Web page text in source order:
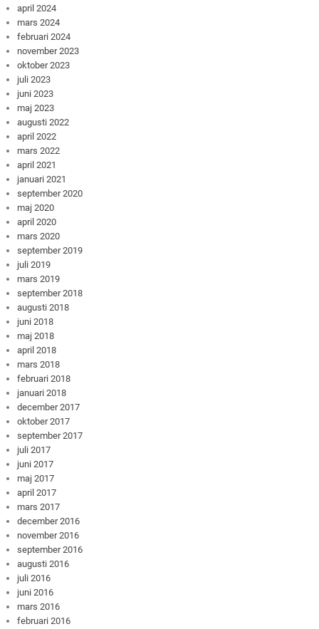
april 2024
mars 2024
februari 2024
november 2023
oktober 2023
juli 2023
juni 2023
maj 2023
augusti 2022
april 2022
mars 2022
april 2021
januari 2021
september 2020
maj 2020
april 2020
mars 2020
september 2019
juli 2019
mars 2019
september 2018
augusti 2018
juni 2018
maj 2018
april 2018
mars 2018
februari 2018
januari 2018
december 2017
oktober 2017
september 2017
juli 2017
juni 2017
maj 2017
april 2017
mars 2017
december 2016
november 2016
september 2016
augusti 2016
juli 2016
juni 2016
mars 2016
februari 2016